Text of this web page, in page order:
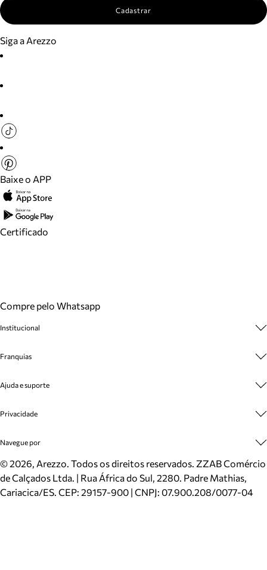
Cadastrar
Siga a Arezzo
Baixe o APP
Certificado
Compre pelo Whatsapp
Institucional
Cashback
Venda Corporativa
Mapa do Site
Inverno
Mundo Arezzo
Franquias
Plano de Negócio
Ajuda e suporte
Cadastro
Meus Pedidos
Trocas e Devoluções
Cartão Presente
Localizador de lojas
Privacidade
Politica e Privacidade
Navegue por
Sapatos
Bolsas
Scarpins
©2026, Arezzo. Todos os direitos reservados. ZZAB Comércio
de Calçados Ltda. | Rua África do Sul, 2280. Padre Mathias,
Cariacica/ES. CEP: 29157-900 | CNPJ: 07.900.208/0077-04